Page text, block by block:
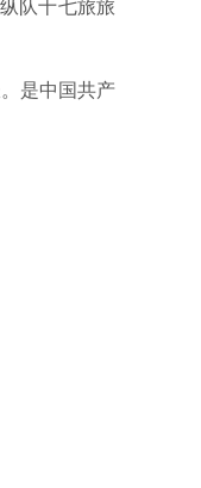
队十七旅旅
是中国共产